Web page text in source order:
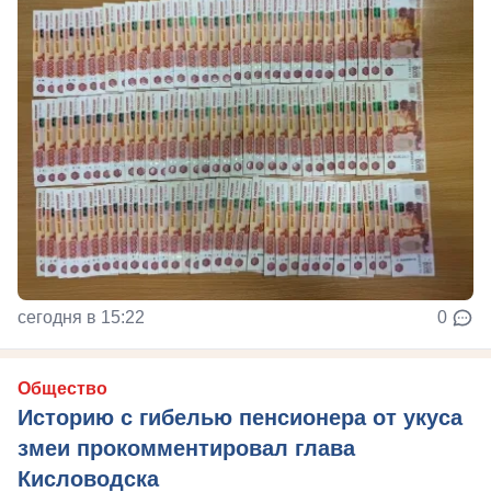
сегодня в 15:22 0
Общество
Историю с гибелью пенсионера от укуса
змеи прокомментировал глава
Кисловодска